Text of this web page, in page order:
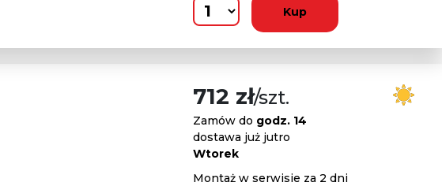
Kup
712 zł/szt.
Zamów do godz. 14
dostawa już jutro
Wtorek
Montaż w serwisie za 2 dni